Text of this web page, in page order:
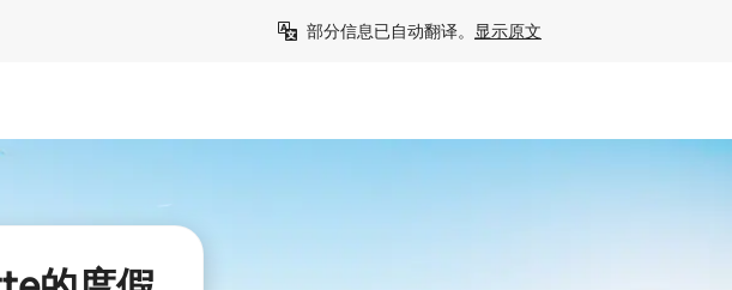
部分信息已自动翻译。 显示原文